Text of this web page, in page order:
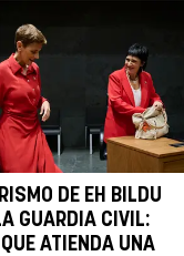
DE EH BILDU
GUARDIA CIVIL:
ATIENDA UNA